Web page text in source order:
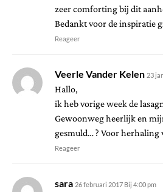
zeer comforting bij dit
Bedankt voor de inspiratie
Reageer
Veerle Vander Kelen 23
Hallo,
ik heb vorige week de
Gewoonweg heerlijk en
gesmuld… ? Voor herhaling
Reageer
sara 26 februari 2017 Bij 4:00 pm